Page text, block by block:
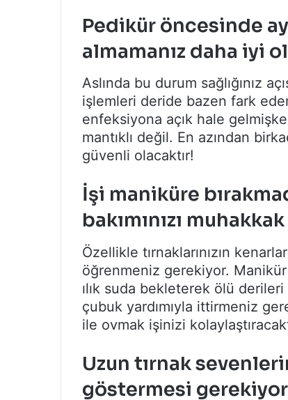
Pedikür öncesinde
almamanız daha iyi
Aslında bu durum sağlığınız
işlemleri deride bazen fark
enfeksiyona açık hale
mantıklı değil. En azından
güvenli olacaktır!
İşi maniküre
bakımınızı
Özellikle tırnaklarınızın
öğrenmeniz gerekiyor.
ılık suda bekleterek ölü
çubuk yardımıyla ittirmeniz
ile ovmak işinizi
Uzun tırnak
göstermesi